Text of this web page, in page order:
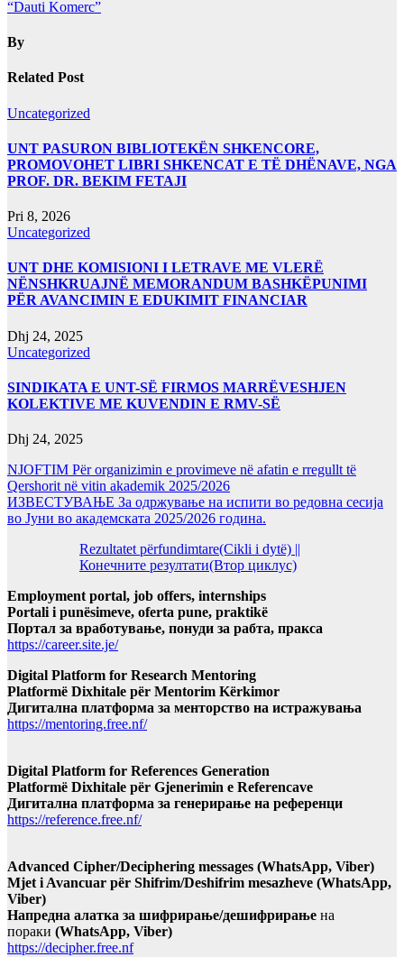
“Dauti Komerc”
By
Related Post
Uncategorized
UNT PASURON BIBLIOTEKËN SHKENCORE,
PROMOVOHET LIBRI SHKENCAT E TË DHËNAVE, NGA
PROF. DR. BEKIM FETAJI
Pri 8, 2026
Uncategorized
UNT DHE KOMISIONI I LETRAVE ME VLERË
NËNSHKRUAJNË MEMORANDUM BASHKËPUNIMI
PËR AVANCIMIN E EDUKIMIT FINANCIAR
Dhj 24, 2025
Uncategorized
SINDIKATA E UNT-SË FIRMOS MARRËVESHJEN
KOLEKTIVE ME KUVENDIN E RMV-SË
Dhj 24, 2025
NJOFTIM Për organizimin e provimeve në afatin e rregullt të
Qershorit në vitin akademik 2025/2026
ИЗВЕСТУВАЊЕ За одржување на испити во редовна сесија
во Јуни во академската 2025/2026 година.
Rezultatet përfundimtare(Cikli i dytë) ||
Конечните резултати(Втор циклус)
Employment portal, job offers, internships
Portali i punësimeve, oferta pune, praktikë
Портал за вработување, понуди за рабта, пракса
https://career.site.je/
Digital Platform for Research Mentoring
Platformë Dixhitale për Mentorim Kërkimor
Дигитална платформа за менторство на истражувања
https://mentoring.free.nf/
Digital Platform for References Generation
Platformë Dixhitale për Gjenerimin e Referencave
Дигитална платформа за генерирање на референци
https://reference.free.nf/
Advanced Cipher/Deciphering messages (WhatsApp, Viber)
Mjet i Avancuar për Shifrim/Deshifrim mesazheve (WhatsApp,
Viber)
Напредна алатка за шифрирање/дешифрирање на
пораки (WhatsApp, Viber)
https://decipher.free.nf